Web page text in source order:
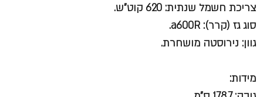
צריכת חשמל שנתית: 620 קוט"ש.
סוג גז (קרר): a600R.
גוון: נירוסטה מושחרת.
מידות: